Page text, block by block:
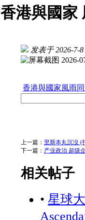
香港與國家
发表于 2026-7-
香港與國家風雨
上一篇： 里斯本丸沉沒 (
下一篇： 产业政治 超级
相关帖子
• 星球